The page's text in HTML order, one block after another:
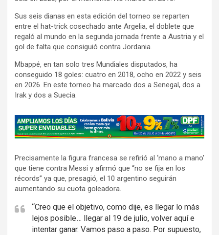
Sus seis dianas en esta edición del torneo se reparten
entre el hat-trick cosechado ante Argelia, el doblete que
regaló al mundo en la segunda jornada frente a Austria y el
gol de falta que consiguió contra Jordania.
Mbappé, en tan solo tres Mundiales disputados, ha
conseguido 18 goles: cuatro en 2018, ocho en 2022 y seis
en 2026. En este torneo ha marcado dos a Senegal, dos a
Irak y dos a Suecia.
A
d
e
r
t
s
Precisamente la figura francesa se refirió al ‘mano a mano’
que tiene contra Messi y afirmó que “no se fija en los
récords” ya que, presagió, el 10 argentino seguirán
aumentando su cuota goleadora.
“Creo que el objetivo, como dije, es llegar lo más
lejos posible… llegar al 19 de julio, volver aquí e
intentar ganar. Vamos paso a paso. Por supuesto,